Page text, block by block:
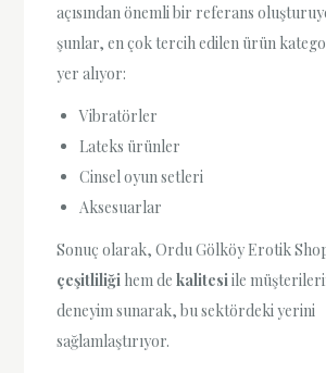
açısından önemli bir referans
şunlar, en çok tercih edilen ürün
yer alıyor:
Vibratörler
Lateks ürünler
Cinsel oyun setleri
Aksesuarlar
Sonuç olarak, Ordu Gölköy Erotik
çeşitliliği hem dekalitesiile
deneyim sunarak, bu sektördeki yerini
sağlamlaştırıyor.